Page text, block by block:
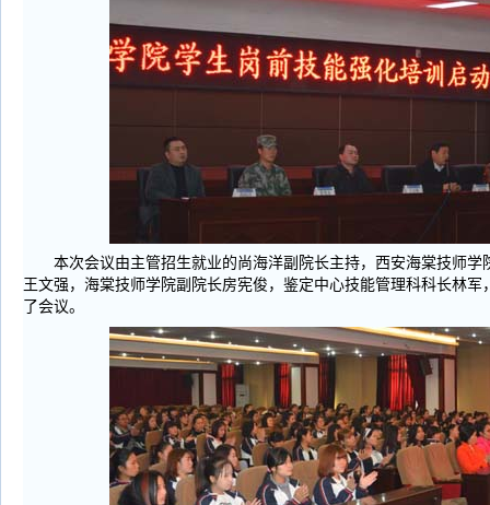
本次会议由主管招生就业的尚海洋副院长主持，西安海棠技师学
王文强，海棠技师学院副院长房宪俊，鉴定中心技能管理科科长林
了会议。